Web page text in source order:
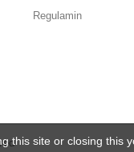
Regulamin
this site or closing this